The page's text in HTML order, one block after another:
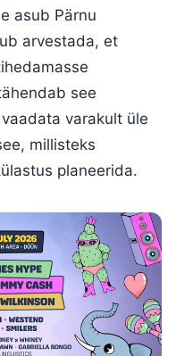
asub Pärnu
arvestada, et
see
varakult üle
millisteks
planeerida.